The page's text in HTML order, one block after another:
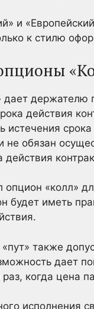
и
к стилю
держателю
действия
не обязан
действия
опцион «колл»
будет иметь
также
дает
раз, когда цена
исполнения